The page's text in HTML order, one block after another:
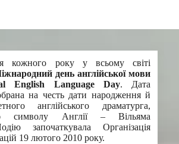
кожного року у всьому світі
день англійської мови
English Language Day. Дата
на честь дати народження й
англійського драматурга,
символу Англії – Вільяма
започаткувала Організація
19 лютого 2010 року.